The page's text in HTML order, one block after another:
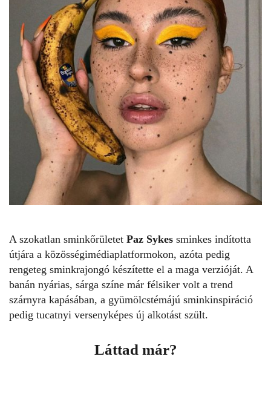
A szokatlan sminkőrületet Paz Sykes sminkes indította
útjára a közösségimédiaplatformokon, azóta pedig
rengeteg sminkrajongó készítette el a maga verzióját. A
banán nyárias, sárga színe már félsiker volt a trend
szárnyra kapásában, a gyümölcstémájú sminkinspiráció
pedig tucatnyi versenyképes új alkotást szült.
Láttad már?